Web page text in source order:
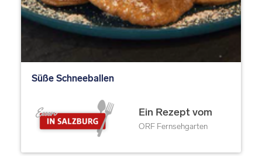
Süße Schneeballen
Ein Rezept vom
ORF Fernsehgarten